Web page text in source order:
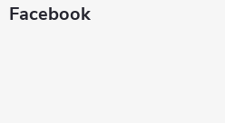
Facebook